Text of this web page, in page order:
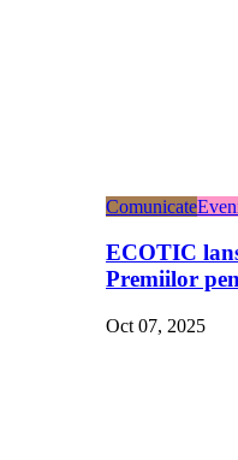
Comunicate
ECOTIC
Premiilor
Oct 07, 2025